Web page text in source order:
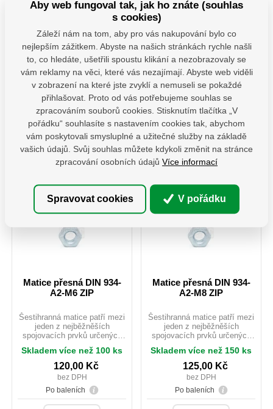
Šestihranná matice patří mezi
spojovacích prvků určených
pro použití do kovových
konstrukcí staveb. Rozdíl
mezi ISO 4032 a DIN 934 je u
rozměrů M10;M12 a M14 ve
velikosti použitého e. ISOvé
matičky jsou zlehka vyšší než
u provedení DIN.
Skladem více než 100 ks
80,00 Kč
bez DPH
Po baleních
ks
Do košíku
x1401A2-4 16,00 Kč / ks
Šestihranná matice patří mezi
spojovacích prvků určených
pro použití do kovových
konstrukcí staveb. Rozdíl
mezi ISO 4032 a DIN 934 je u
rozměrů M10;M12 a M14 ve
velikosti použitého e. ISOvé
matičky jsou zlehka vyšší než
u provedení DIN.
Skladem více než 100 ks
95,00
Po baleních
ks
Do košíku
x1401A2-5 19,00 Kč / ks
Min.obj. 5ks ZIP sáčků
Matice přesná DIN 934-
A2-M6 ZIP
Šestihranná matice patří mezi
jeden z nejběžněších
spojovacích prvků určených
konstrukcí staveb. Rozdíl
mezi ISO 4032 a DIN 934 je u
rozměrů M10;M12 a M14 ve
velikosti použitého e. ISOvé
matičky jsou zlehka vyšší než
u provedení DIN.
Skladem více než 100 ks
120,00 Kč
bez DPH
Po baleních
Min.obj. 5ks ZIP sáčků
Matice přesná DIN 934-
A2-M8 ZIP
Šestihranná matice patří mezi
jeden z nejběžněších
spojovacích prvků určených
konstrukcí staveb. Rozdíl
mezi ISO 4032 a DIN 934 je u
rozměrů M10;M12 a M14 ve
velikosti použitého e. ISOvé
matičky jsou zlehka vyšší než
u provedení DIN.
Skladem více než 150 ks
125,00 Kč
bez DPH
Po baleních
Aby web fungoval tak, jak ho znáte (souhlas
s cookies)
Záleží nám na tom, aby pro vás nakupování bylo co
nejlepším zážitkem. Abyste na našich stránkách rychle našli
to, co hledáte, ušetřili spoustu klikání a nezobrazovaly se
vám reklamy na věci, které vás nezajímají. Abyste web viděli
v zobrazení na které jste zvyklí a nemuseli se pokaždé
přihlašovat. Proto od vás potřebujeme souhlas se
zpracováním souborů cookies. Stisknutím tlačítka „V
pořádku“ souhlasíte s nastavením cookies tak, abychom
vám poskytovali smysluplné a užitečné služby na základě
vašich údajů. Svůj souhlas můžete kdykoli změnit na stránce
zpracování osobních údajů Více informací
Spravovat cookies V pořádku